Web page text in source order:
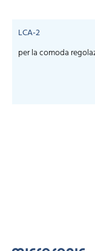
LCA-2
per la comoda